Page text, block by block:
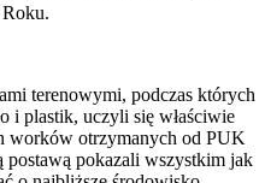
Roku.
terenowymi, podczas których
i plastik, uczyli się właściwie
worków otrzymanych od PUK
pokazali wszystkim jak